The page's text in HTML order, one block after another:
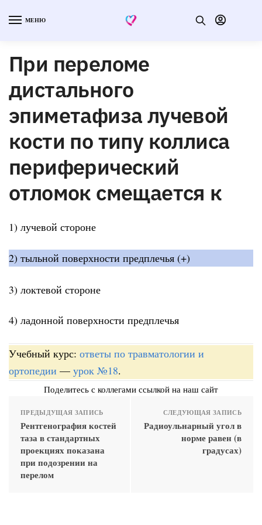
МЕНЮ
При переломе
дистального
эпиметафиза лучевой
кости по типу коллиса
периферический
отломок смещается к
1) лучевой стороне
2) тыльной поверхности предплечья (+)
3) локтевой стороне
4) ладонной поверхности предплечья
Учебный курс: ответы по травматологии и
ортопедии — урок №18.
Поделитесь с коллегами ссылкой на наш сайт
ПРЕДЫДУЩАЯ ЗАПИСЬ
Рентгенография костей
таза в стандартных
проекциях показана
при подозрении на
перелом
СЛЕДУЮЩАЯ ЗАПИСЬ
Радиоульнарный угол в
норме равен (в
градусах)